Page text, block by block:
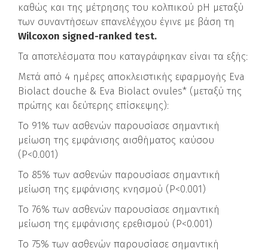
καθώς και της μέτρησης του κολπικού pH μεταξύ
των συναντήσεων επανελέγχου έγινε με βάση τη
Wilcoxon signed-ranked test.
Τα αποτελέσματα που καταγράφηκαν είναι τα εξής:
Μετά από 4 ημέρες αποκλειστικής εφαρμογής Eva
Biolact douche & Eva Biolact ovules* (μεταξύ της
πρώτης και δεύτερης επίσκεψης):
Το 91% των ασθενών παρουσίασε σημαντική
μείωση της εμφάνισης αισθήματος καύσου
(P<0.001)
Το 85% των ασθενών παρουσίασε σημαντική
μείωση της εμφάνισης κνησμού (P<0.001)
Το 76% των ασθενών παρουσίασε σημαντική
μείωση της εμφάνισης ερεθισμού (P<0.001)
Το 75% των ασθενών παρουσίασε σημαντική